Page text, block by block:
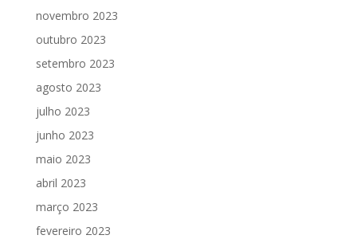
novembro 2023
outubro 2023
setembro 2023
agosto 2023
julho 2023
junho 2023
maio 2023
abril 2023
março 2023
fevereiro 2023